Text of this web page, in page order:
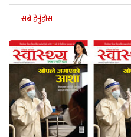
सबै हेर्नुहोस